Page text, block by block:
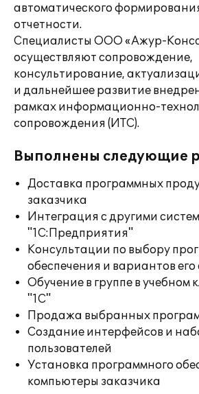
автоматического
отчетности.
Специалисты ООО «Ажур-
осуществляют сопровождение,
консультирование,
и дальнейшее развитие
рамках информационно-
сопровождения (ИТС).
Выполнены следующие
Доставка программных
заказчика
Интеграция с другими
"1С:Предприятия"
Консультации по выбору
обеспечения и вариантов
Обучение в группе в учебном
"1С"
Продажа выбранных
Создание интерфейсов и
пользователей
Установка программного
компьютеры заказчика